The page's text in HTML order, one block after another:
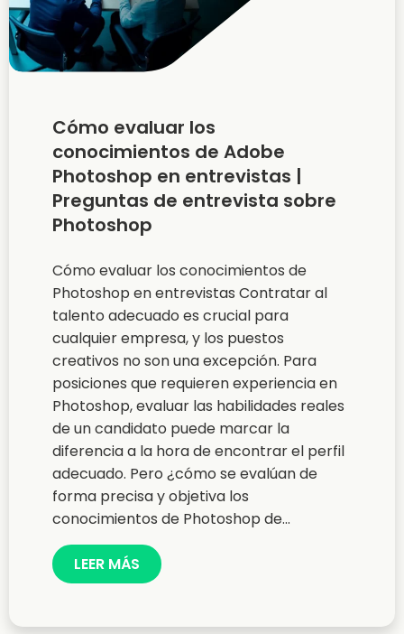
Cómo evaluar los
conocimientos de Adobe
Photoshop en entrevistas |
Preguntas de entrevista sobre
Photoshop
Cómo evaluar los conocimientos de
Photoshop en entrevistas Contratar al
talento adecuado es crucial para
cualquier empresa, y los puestos
creativos no son una excepción. Para
posiciones que requieren experiencia en
Photoshop, evaluar las habilidades reales
de un candidato puede marcar la
diferencia a la hora de encontrar el perfil
adecuado. Pero ¿cómo se evalúan de
forma precisa y objetiva los
conocimientos de Photoshop de...
LEER MÁS